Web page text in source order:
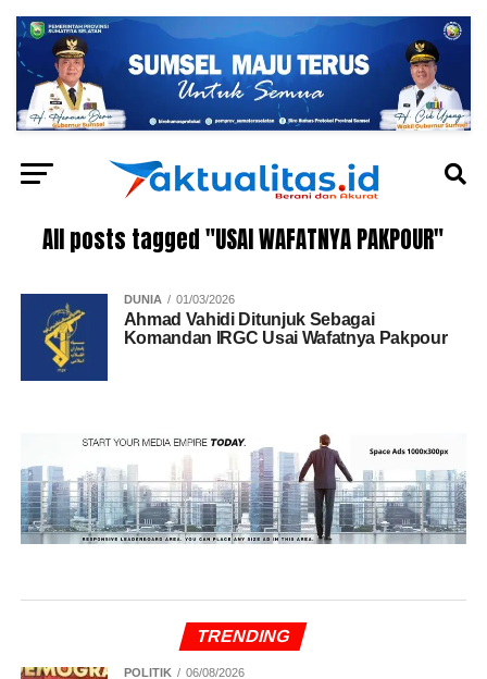
All posts tagged "USAI WAFATNYA PAKPOUR"
DUNIA 01/03/2026
Ahmad Vahidi Ditunjuk Sebagai
Komandan IRGC Usai Wafatnya Pakpour
TRENDING
POLITIK 06/08/2026